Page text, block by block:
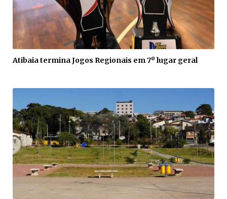
Atibaia termina Jogos Regionais em 7º lugar geral